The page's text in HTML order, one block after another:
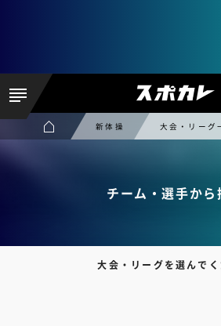
新体操 大会・リーグ
チーム・選手から
大会・リーグを選んで